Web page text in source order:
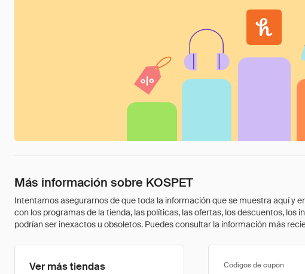
Más información sobre KOSPET
Intentamos asegurarnos de que toda la información que se muestra aquí y
con los programas de la tienda, las políticas, las ofertas, los descuentos,
podrían ser inexactos u obsoletos. Puedes consultar la información más
Ver más tiendas Códigos de cupón